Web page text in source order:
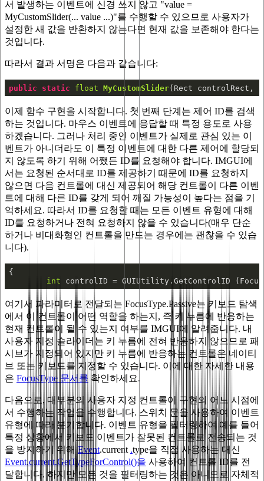
서 발생하는 이벤트에 신경 쓰지 않고 "value =
MyCustomSlider(... value ...)"를 수행할 수 있으므로 사용자가
설정한 새 값을 반환하지 않는다면 현재 값을 보존해야 한다는
것입니다.
따라서 결과 서명은 다음과 같습니다:
public static float MyCustomSlider( Rect controlRect,
이제 함수 구현을 시작합니다. 첫 번째 단계는 제어 ID를 검색
하는 것입니다. 마우스 이벤트에 응답할 때 특정 용도로 사용
하겠습니다. 그러나 처리 중인 이벤트가 실제로 관심 있는 이
벤트가 아니더라도 이 특정 이벤트에 대한 다른 제어에 할당되
지 않도록 하기 위해 어쨌든 ID를 요청해야 합니다. IMGUI에
서는 요청된 순서대로 ID를 제공하기 때문에 ID를 요청하지
않으면 다음 컨트롤에 대신 제공되어 해당 컨트롤이 다른 이벤
트에 대해 다른 ID를 갖게 되어 깨질 가능성이 높다는 점을 기
억하세요. 따라서 ID를 요청할 때는 모든 이벤트 유형에 대해
ID를 요청하거나 전혀 요청하지 않을 수 있습니다(매우 단순
하거나 비대화형인 컨트롤을 만드는 경우에는 괜찮을 수 있습
니다).
int controlID = GUIUtility.GetControlID
여기서 파라미터로 전달되는 FocusType.Passive는 키보드 탐색
에서 이 컨트롤이 어떤 역할을 하는지, 즉 키 누름에 반응하는
현재 컨트롤이 될 수 있는지 여부를 IMGUI에 알려줍니다. 내
사용자 지정 슬라이더는 키 누름에 전혀 반응하지 않으므로 패
시브가 지정되어 있지만 키 누름에 반응하는 컨트롤은 네이티
브 또는 키보드를 지정할 수 있습니다. 이에 대한 자세한 내용
은 FocusType 문서를 확인하세요.
다음으로, 대부분의 사용자 지정 컨트롤이 구현의 어느 시점에
서 수행하는 작업을 수행합니다. 스위치 문을 사용하여 이벤트
유형에 따라 분기합니다. 이벤트 유형을 필터링하여 예를 들어
특정 상황에서 키보드 이벤트가 잘못된 컨트롤로 전송되는 것
을 방지하기 위해Event.current .type을 직접 사용하는 대신
Event.current.GetTypeForControl()을 사용하여 컨트롤 ID를 전
달합니다. 하지만 모든 것을 필터링하는 것은 아니므로 자체적